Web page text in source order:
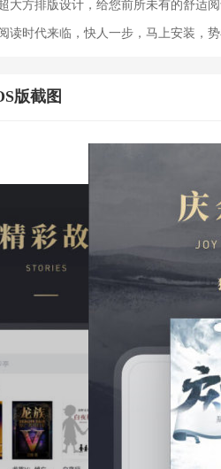
大方排版设计，给您前所未有的舒适阅
读时代来临，快人一步，马上安装，势
版截图